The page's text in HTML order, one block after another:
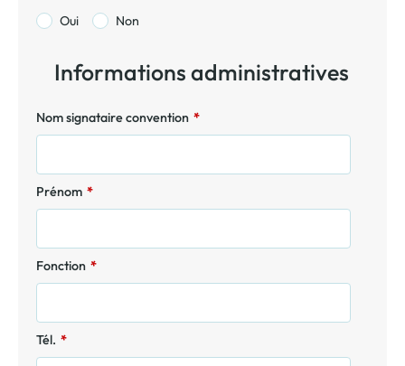
Oui
Non
Informations administratives
Nom signataire convention *
Prénom *
Fonction *
Tél. *